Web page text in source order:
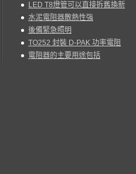
LED T8燈管可以直接拆舊換新
水泥電阻器散熱性強
後備緊急照明
TO252 封裝 D-PAK 功率電阻
電阻器的主要用途包括